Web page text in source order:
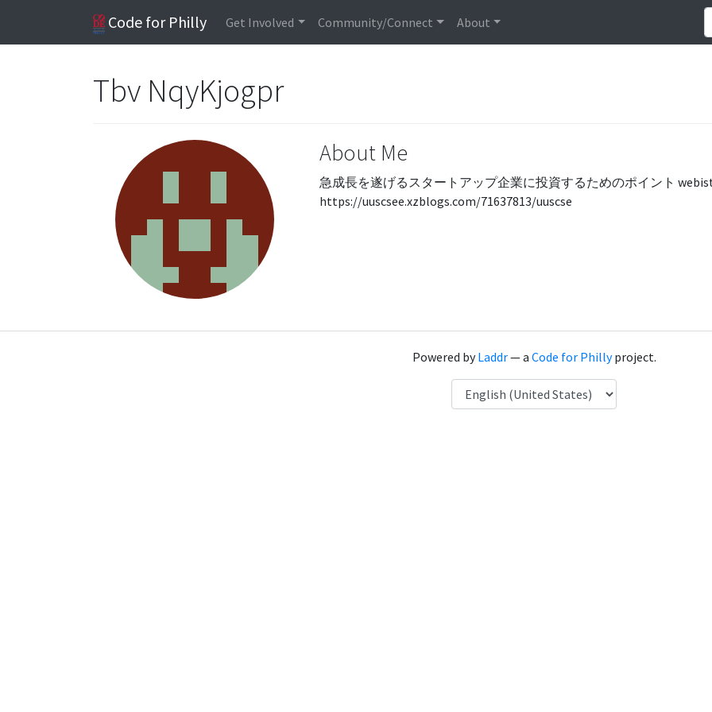
Code for Philly Get Involved Community/Connect About
Tbv NqyKjogpr
About Me
急成長を遂げるスタートアップ企業に投資するためのポイント
https://uuscsee.xzblogs.com/71637813/uuscse
Powered byLaddr— a Code for Phillyproject.
Language